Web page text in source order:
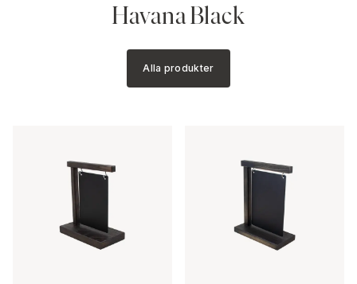
Havana Black
Alla produkter